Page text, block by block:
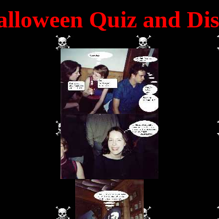
Quiz and